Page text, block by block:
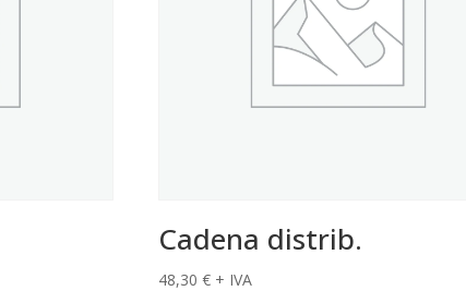
Cadena distrib.
48,30 € + IVA